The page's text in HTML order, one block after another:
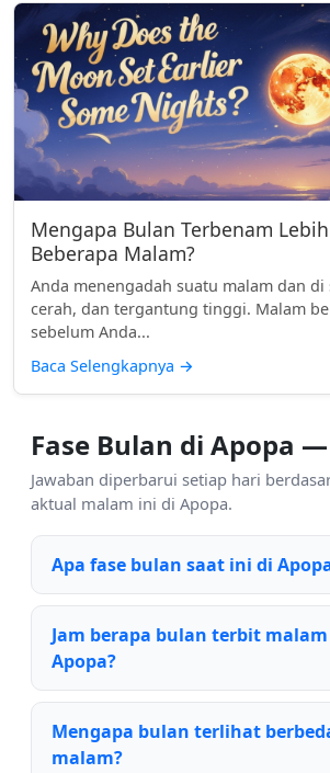
Mengapa Bulan Terbenam
Beberapa Malam?
Anda menengadah suatu malam dan di
cerah, dan tergantung tinggi. Malam
sebelum Anda...
Baca Selengkapnya →
Fase Bulan di Apopa —
Jawaban diperbarui setiap hari
aktual malam ini di Apopa.
Apa fase bulan saat ini di
Jam berapa bulan terbit
Apopa?
Mengapa bulan terlihat
malam?